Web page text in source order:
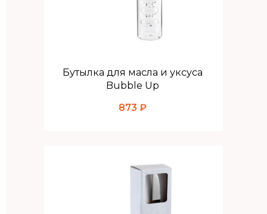
Бутылка для масла и уксуса
Bubble Up
873 ₽